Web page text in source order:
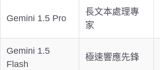
Gemini 1.5 Pro
長文本處理專
家
Gemini 1.5
Flash
極速響應先鋒